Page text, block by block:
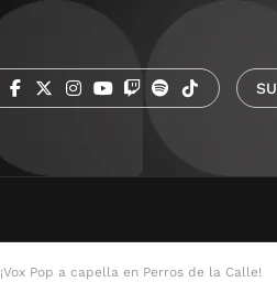
¡Vox Pop a capella en Perros de la Calle!